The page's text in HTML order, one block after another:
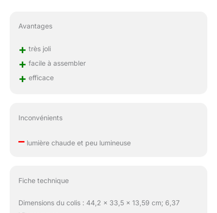
Avantages
+ très joli
+ facile à assembler
+ efficace
Inconvénients
–lumière chaude et peu lumineuse
Fiche technique
Dimensions du colis : 44,2 x 33,5 x 13,59 cm; 6,37